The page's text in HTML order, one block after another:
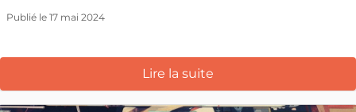
Publié le 17 mai 2024
Lire la suite